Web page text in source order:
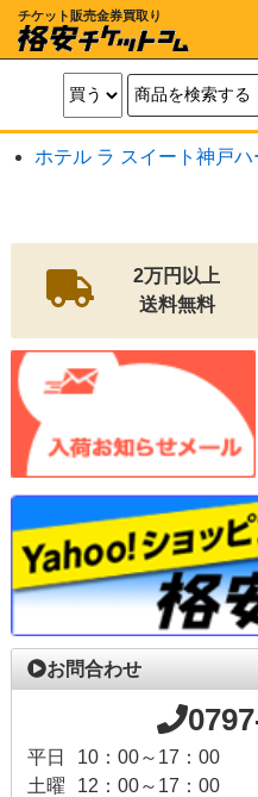
チケット販売金券買取り
ホテル ラ スイート神戸
2万円以上
送料無料
お問合わせ
平日
10：00～17：00
土曜
12：00～17：00